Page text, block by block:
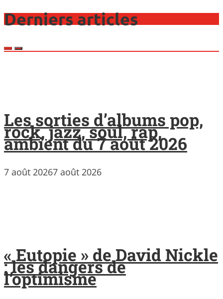
Derniers articles
Les sorties d’albums pop,
rock, jazz, soul, rap,
ambient du 7 août 2026
7 août 20267 août 2026
« Eutopie » de David Nickle
: les dangers de
l’optimisme